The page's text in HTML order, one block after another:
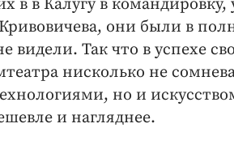
в в Калугу в командировку,
они были в
видели. Так что в успехе
нисколько не
но и
и нагляднее.